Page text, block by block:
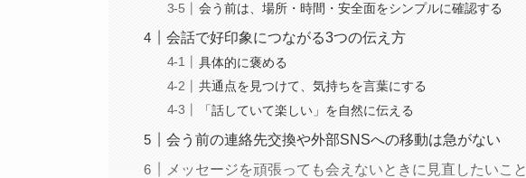
会う前は、場所・時間・安全面をシンプルに確認する
会話で好印象につながる3つの伝え方
具体的に褒める
共通点を見つけて、気持ちを言葉にする
「話していて楽しい」を自然に伝える
会う前の連絡先交換や外部SNSへの移動は急がない
メッセージを頑張っても会えないときに見直したいこと